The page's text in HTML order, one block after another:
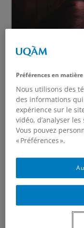
La
1er séminaire de
Parmi les procédés
sensibles,
la dénomination
stratégie classique
massivement par un
consiste en un
Préférences en
Nous utilisons des
des informations
expérience sur le
vidéo, d’analyser
Vous pouvez
« Préférences ».